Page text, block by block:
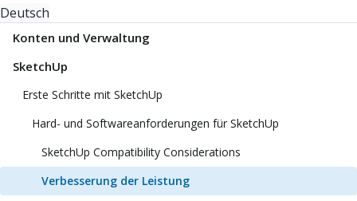
Deutsch
Konten und Verwaltung
SketchUp
Erste Schritte mit SketchUp
Hard- und Softwareanforderungen für SketchUp
SketchUp Compatibility Considerations
Verbesserung der Leistung